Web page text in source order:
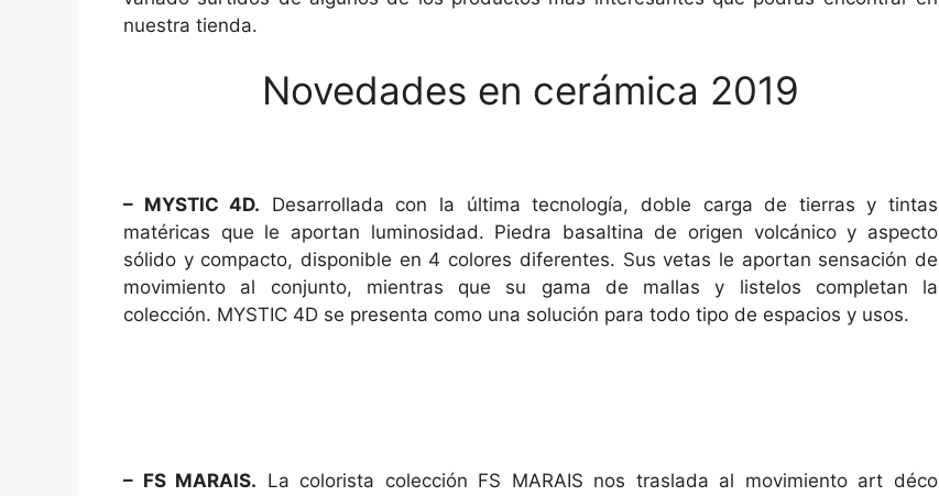
nuestra tienda.
Novedades en cerámica 2019
– MYSTIC 4D. Desarrollada con la última tecnología, doble carga de tierras y tintas
matéricas que le aportan luminosidad. Piedra basaltina de origen volcánico y aspecto
sólido y compacto, disponible en 4 colores diferentes. Sus vetas le aportan sensación de
movimiento al conjunto, mientras que su gama de mallas y listelos completan la
colección. MYSTIC 4D se presenta como una solución para todo tipo de espacios y usos.
– FS MARAIS. La colorista colección FS MARAIS nos traslada al movimiento art déco